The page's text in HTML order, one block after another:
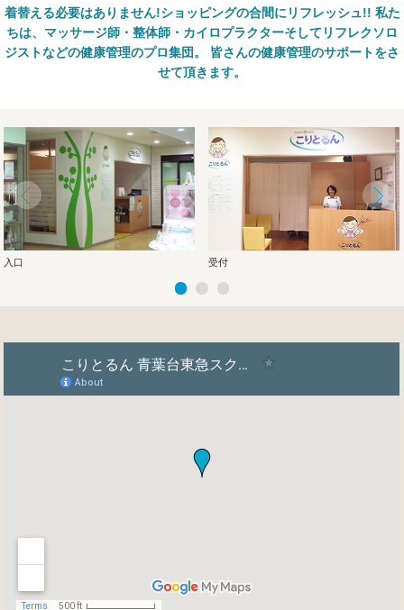
着替える必要はありません!ショッピングの合間にリフレッシュ!! 私た
ちは、マッサージ師・整体師・カイロプラクターそしてリフレクソロ
ジストなどの健康管理のプロ集団。 皆さんの健康管理のサポートをさ
せて頂きます。
入口 受付